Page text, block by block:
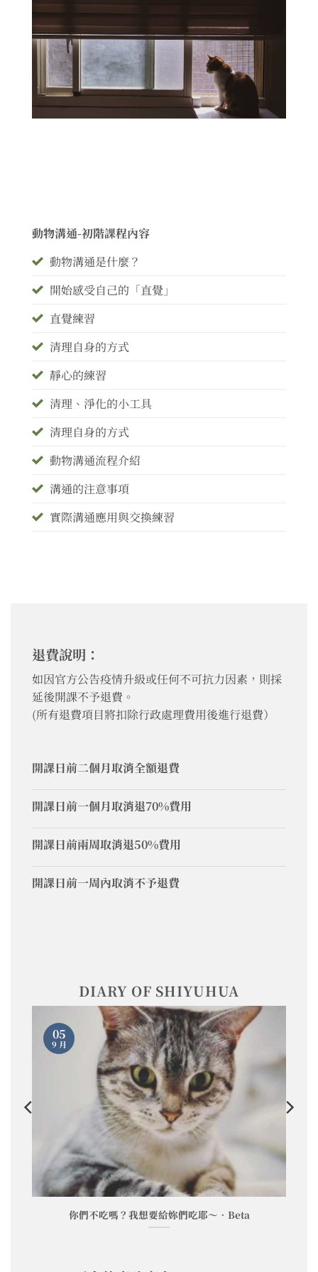
動物溝通-初階課程內容
動物溝通是什麼？
開始感受自己的「直覺」
直覺練習
清理自身的方式
靜心的練習
清理、淨化的小工具
清理自身的方式
動物溝通流程介紹
溝通的注意事項
實際溝通應用與交換練習
退費說明：
如因官方公告疫情升級或任何不可抗力因素，則採
延後開課不予退費。
(所有退費項目將扣除行政處理費用後進行退費）
開課日前二個月取消全額退費
開課日前一個月取消退70%費用
開課日前兩周取消退50%費用
開課日前一周內取消不予退費
DIARY OF SHIYUHUA
你們不吃嗎？我想要給妳們吃耶～•Beta
05
9 月